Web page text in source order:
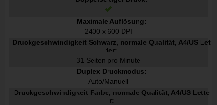
Maximale Auflösung:
2400 x 600 DPI
Druckgeschwindigkeit Schwarz, normale Qualität, A4/US Let
ter:
31 Seiten pro Minute
Duplex Druckmodus:
Auto/Manuell
Druckgeschwindigkeit Farbe, normale Qualität, A4/US Lette
r: